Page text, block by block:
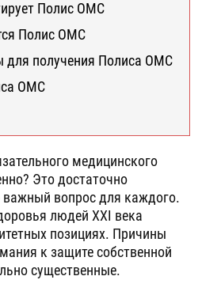
Полис ОМС
Полис ОМС
для получения Полиса ОМС
ОМС
медицинского
Это достаточно
важный вопрос для каждого.
людей ХХІ века
позициях. Причины
к защите собственной
существенные.